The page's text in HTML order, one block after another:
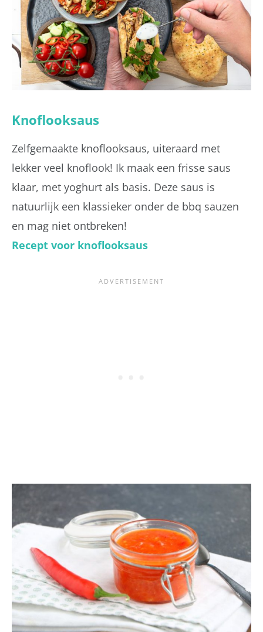
Knoflooksaus
Zelfgemaakte knoflooksaus, uiteraard met
lekker veel knoflook! Ik maak een frisse saus
klaar, met yoghurt als basis. Deze saus is
natuurlijk een klassieker onder de bbq sauzen
en mag niet ontbreken!
Recept voor knoflooksaus